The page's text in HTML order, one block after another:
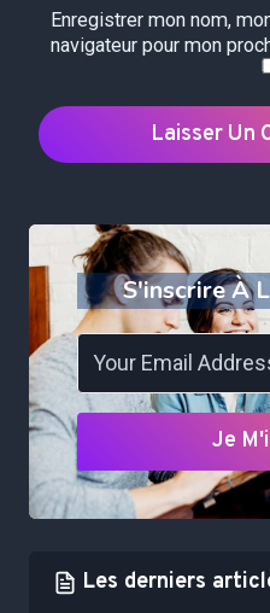
Enregistrer mon nom,
navigateur pour mon
S'inscrire À
Je
Les derniers